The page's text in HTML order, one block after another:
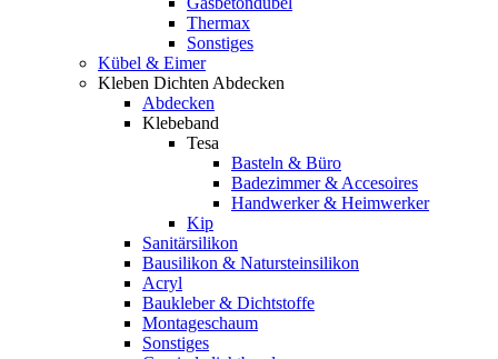
Thermax
Sonstiges
Kübel & Eimer
Kleben Dichten Abdecken
Abdecken
Klebeband
Tesa
Basteln & Büro
Badezimmer & Accesoires
Handwerker & Heimwerker
Kip
Sanitärsilikon
Bausilikon & Natursteinsilikon
Acryl
Baukleber & Dichtstoffe
Montageschaum
Sonstiges